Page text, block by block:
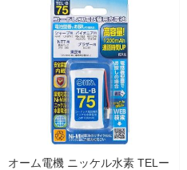
オーム電機 ニッケル水素 TELー